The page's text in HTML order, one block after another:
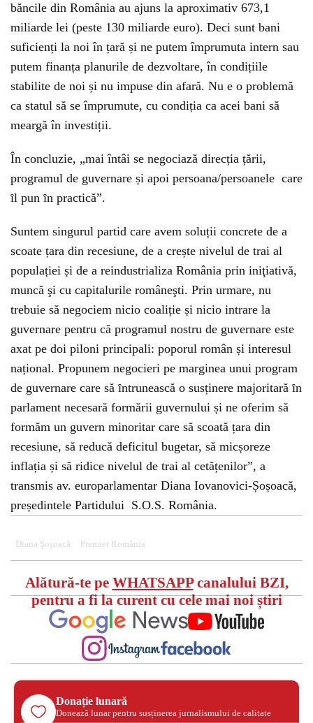
băncile din România au ajuns la aproximativ 673,1
miliarde lei (peste 130 miliarde euro). Deci sunt bani
suficienți la noi în țară și ne putem împrumuta intern sau
putem finanța planurile de dezvoltare, în condițiile
stabilite de noi și nu impuse din afară. Nu e o problemă
ca statul să se împrumute, cu condiția ca acei bani să
meargă în investiții.
În concluzie, „mai întâi se negociază direcția țării,
programul de guvernare și apoi persoana/persoanele care
ȋl pun ȋn practică”.
Suntem singurul partid care avem soluții concrete de a
scoate țara din recesiune, de a crește nivelul de trai al
populației și de a reindustrializa România prin iniţiativă,
muncă şi cu capitalurile româneşti. Prin urmare, nu
trebuie să negociem nicio coaliție și nicio intrare la
guvernare pentru că programul nostru de guvernare este
axat pe doi piloni principali: poporul român și interesul
național. Propunem negocieri pe marginea unui program
de guvernare care să ȋntrunească o susținere majoritară ȋn
parlament necesară formării guvernului și ne oferim să
formăm un guvern minoritar care să scoată țara din
recesiune, să reducă deficitul bugetar, să micșoreze
inflația și să ridice nivelul de trai al cetățenilor”, a
transmis av. europarlamentar Diana Iovanovici-Șoșoacă,
președintele Partidului S.O.S. România.
Diana Şoşoacă Premier România
Alătură-te pe WHATSAPPcanalului BZI,
pentru a fi la curent cu cele mai noi știri
Donație lunară
Donează lunar pentru susținerea jurnalismului de calitate